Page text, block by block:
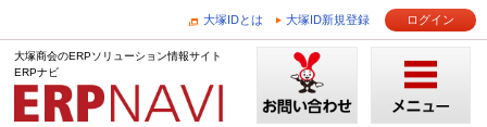
大塚IDとは 大塚ID新規登録 ログイン
大塚商会のERPソリューション情報サイト
ERPナビ